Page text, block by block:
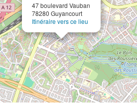
47 boulevard Vauban
78280 Guyancourt
Itinéraire vers ce lieu